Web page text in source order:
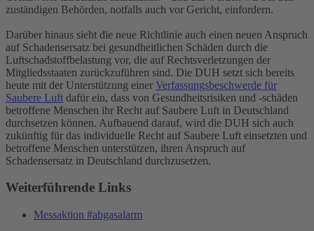
zuständigen Behörden, notfalls auch vor Gericht, einfordern.
Darüber hinaus sieht die neue Richtlinie auch einen neuen Anspruch
auf Schadensersatz bei gesundheitlichen Schäden durch die
Luftschadstoffbelastung vor, die auf Rechtsverletzungen der
Mitgliedsstaaten zurückzuführen sind. Die DUH setzt sich bereits
heute mit der Unterstützung einer Verfassungsbeschwerde für
Saubere Luft dafür ein, dass von Gesundheitsrisiken und -schäden
betroffene Menschen ihr Recht auf Saubere Luft in Deutschland
durchsetzen können. Aufbauend darauf, wird die DUH sich auch
zukünftig für das individuelle Recht auf Saubere Luft einsetzten und
betroffene Menschen unterstützen, ihren Anspruch auf
Schadensersatz in Deutschland durchzusetzen.
Weiterführende Links
Messaktion #abgasalarm